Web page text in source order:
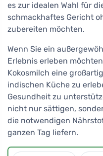
es zur idealen Wahl für
schmackhaftes Gericht
zubereiten möchten.
Wenn Sie ein
Erlebnis erleben
Kokosmilch eine
indischen Küche zu
Gesundheit zu
nicht nur sättigen,
die notwendigen
ganzen Tag liefern.